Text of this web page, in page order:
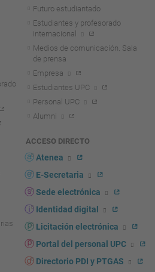
Futuro estudiantado
Estudiantes y profesorado
internacional
Medios de comunicación. Sala
de prensa
Empresa
Estudiantes UPC
Personal UPC
Alumni
ACCESO DIRECTO
Atenea
E-Secretaria
Sede electrónica
Identidad digital
Licitación electrónica
Portal del personal UPC
Directorio PDI y PTGAS